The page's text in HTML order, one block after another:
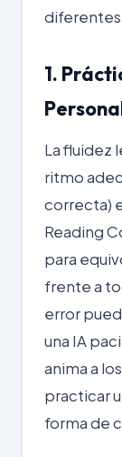
1.
La fluidez
ritmo
correcta)
Reading
para
frente a
error
una IA
anima a
practicar
forma de